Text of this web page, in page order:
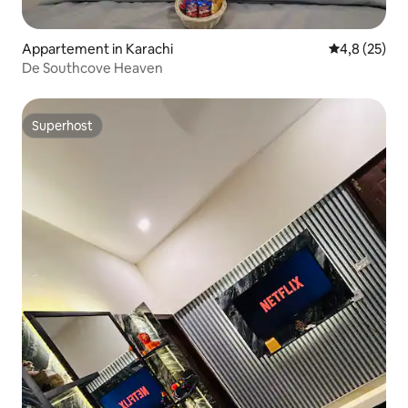
Appartement in Karachi
4,8 (25)
De Southcove Heaven
Superhost
Superhost